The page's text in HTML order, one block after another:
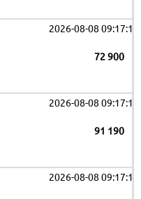
2026-08-08 09:17:19
72 900
2026-08-08 09:17:19
91 190
2026-08-08 09:17:19